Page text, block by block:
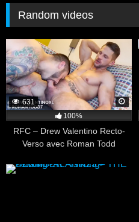
Random videos
631
100%
RFC – Drew Valentino Recto-
Verso avec Roman Todd